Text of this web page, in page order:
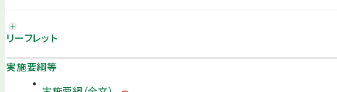
リーフレット
実施要綱等